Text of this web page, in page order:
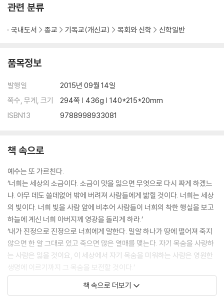
관련 분류
국내도서 종교 기독교(개신교) 목회와 신학 신학일반
품목정보
발행일
2015년 09월 14일
쪽수, 무게, 크기
294쪽 | 436g | 140*215*20mm
ISBN13
9788998933081
책 속으로
예수는 또 가르친다.
‘너희는 세상의 소금이다. 소금이 맛을 잃으면 무엇으로 다시 짜게 하겠느
냐. 아무 데도 쓸데없어 밖에 버려져 사람들에게 밟힐 것이다. 너희는 세상
의 빛이다. 너희 빛을 사람 앞에 비추어 사람들이 너희의 착한 행실을 보고
하늘에 계신 너희 아버지께 영광을 돌리게 하라.’
‘내가 진정으로 진정으로 너희에게 말한다. 밀알 하나가 땅에 떨어져 죽지
않으면 한 알 그대로 있고 죽으면 많은 열매를 맺는다. 자기 목숨을 사랑하
는 사람은 잃을 것이요, 이 세상에서 자기 목숨을 미워하는 사람은 영원한
생명에 이르기까지 그 목숨을 보전할 것이다.’
이와 비슷한 일련의 교훈은 얼마든지 있다. 그리고 이러한 뜻은 예수를 통
한 기독교의 정신인 동시에 세상 모든 사람에게도 많은 뜻을 암시해 주고
책 속으로 더보기